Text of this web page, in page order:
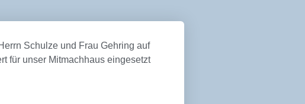
Schulze und Frau Gehring auf
für unser Mitmachhaus eingesetzt